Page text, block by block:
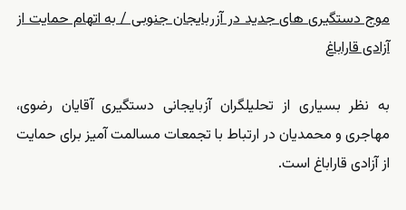
موج دستگیری های جدید در آزربایجان جنوبی / به اتهام حمایت از
آزادی قاراباغ
به نظر بسیاری از تحلیلگران آزبایجانی دستگیری آقایان رضوی،
مهاجری و محمدیان در ارتباط با تجمعات مسالمت آمیز برای حمایت
از آزادی قاراباغ است.